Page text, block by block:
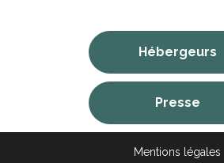
Hébergeurs
Presse
Mentions légales